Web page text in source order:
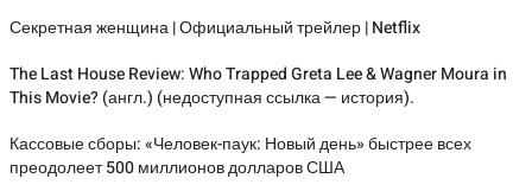
Секретная женщина | Официальный трейлер | Netflix
The Last House Review: Who Trapped Greta Lee & Wagner Moura in
This Movie? (англ.) (недоступная ссылка — история).
Кассовые сборы: «Человек-паук: Новый день» быстрее всех
преодолеет 500 миллионов долларов США